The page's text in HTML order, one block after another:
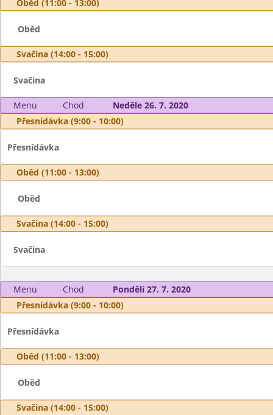
Oběd (11:00 - 13:00)
Oběd
Svačina (14:00 - 15:00)
Svačina
Menu Chod
Neděle 26. 7. 2020
Přesnídávka (9:00 - 10:00)
Přesnídávka
Oběd (11:00 - 13:00)
Oběd
Svačina (14:00 - 15:00)
Svačina
Menu Chod
Pondělí 27. 7. 2020
Přesnídávka (9:00 - 10:00)
Přesnídávka
Oběd (11:00 - 13:00)
Oběd
Svačina (14:00 - 15:00)